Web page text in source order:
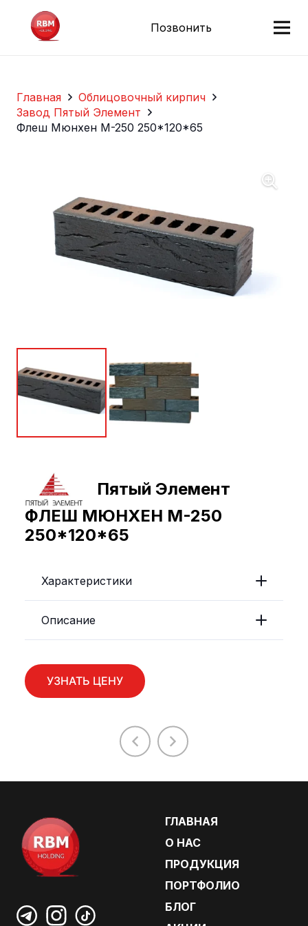
Позвонить
Главная
Облицовочный кирпич
Завод Пятый Элемент
Флеш Мюнхен М-250 250*120*65
Пятый Элемент
ФЛЕШ МЮНХЕН М-250
250*120*65
Характеристики
Описание
УЗНАТЬ ЦЕНУ
ГЛАВНАЯ
О НАС
ПРОДУКЦИЯ
ПОРТФОЛИО
БЛОГ